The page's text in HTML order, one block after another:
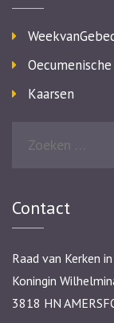
Kaarsen
Contact
Raad van Kerken
Koningin
3818 HN